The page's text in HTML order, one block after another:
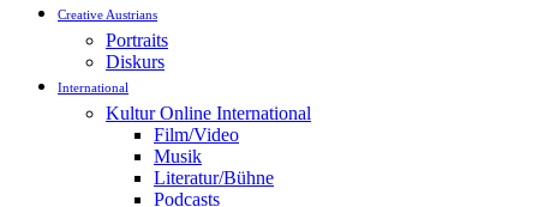
Creative Austrians
Portraits
Diskurs
International
Kultur Online International
Film/Video
Musik
Literatur/Bühne
Podcasts